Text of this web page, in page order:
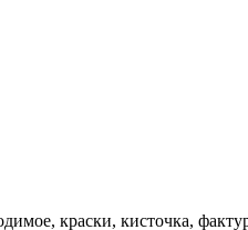
краски, кисточка,